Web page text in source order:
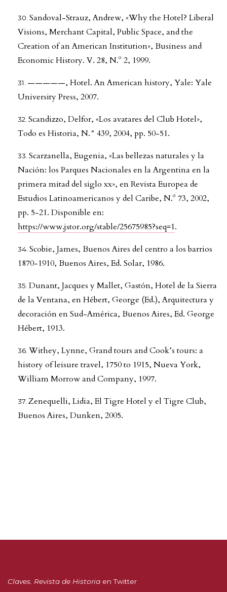
Sandoval-Strauz, Andrew, «Why the Hotel? Liberal
Visions, Merchant Capital, Public Space, and the
Creation of an American Institution», Business and
Economic History. V. 28, N.º 2, 1999.
—————, Hotel. An American history, Yale: Yale
University Press, 2007.
Scandizzo, Delfor, «Los avatares del Club Hotel»,
Todo es Historia, N.° 439, 2004, pp. 50-51.
Scarzanella, Eugenia, «Las bellezas naturales y la
Nación: los Parques Nacionales en la Argentina en la
primera mitad del siglo xx», en Revista Europea de
Estudios Latinoamericanos y del Caribe, N.º 73, 2002,
pp. 5-21. Disponible en:
https://www.jstor.org/stable/25675985?seq=1.
Scobie, James, Buenos Aires del centro a los barrios
1870-1910, Buenos Aires, Ed. Solar, 1986.
Dunant, Jacques y Mallet, Gastón, Hotel de la Sierra
de la Ventana, en Hébert, George (Ed.), Arquitectura y
decoración en Sud-América, Buenos Aires, Ed. George
Hébert, 1913.
Withey, Lynne, Grand tours and Cook’s tours: a
history of leisure travel, 1750 to 1915, Nueva York,
William Morrow and Company, 1997.
Zenequelli, Lidia, El Tigre Hotel y el Tigre Club,
Buenos Aires, Dunken, 2005.
Claves. Revista de Historia en Twitter